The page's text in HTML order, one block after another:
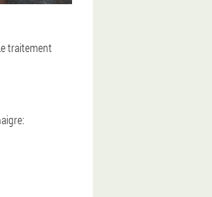
traitement